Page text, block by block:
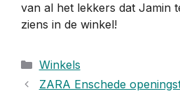
van al het lekkers dat Jamin
ziens in de winkel!
Categorieën
Winkels
ZARA Enschede